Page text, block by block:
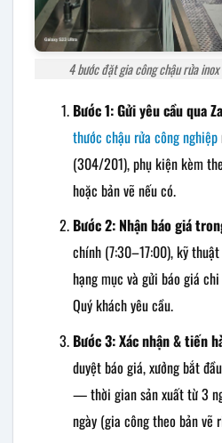
4 bước đặt gia công chậu rửa
Bước 1: Gửi yêu cầu qua
thước chậu rửa công nghiệp
(304/201), phụ kiện kèm
hoặc bản vẽ nếu có.
Bước 2: Nhận báo giá
chính (7:30–17:00), kỹ
hạng mục và gửi báo giá
Quý khách yêu cầu.
Bước 3: Xác nhận & tiến
duyệt báo giá, xưởng bắt
— thời gian sản xuất từ 3
ngày (gia công theo bản vẽ